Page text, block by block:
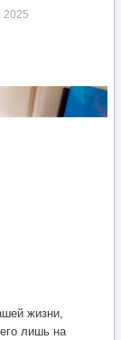
2025
жизни,
лишь на